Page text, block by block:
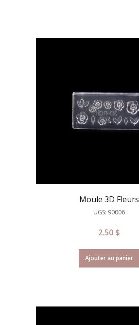
Moule 3D Fleurs
UGS: 90006
2.50 $
Ajouter au panier